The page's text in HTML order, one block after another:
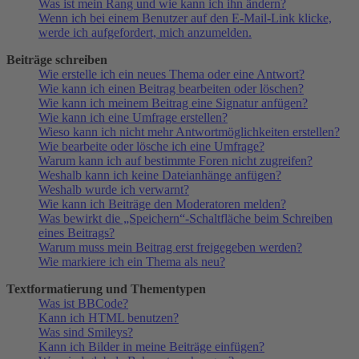
Was ist mein Rang und wie kann ich ihn ändern?
Wenn ich bei einem Benutzer auf den E-Mail-Link klicke,
werde ich aufgefordert, mich anzumelden.
Beiträge schreiben
Wie erstelle ich ein neues Thema oder eine Antwort?
Wie kann ich einen Beitrag bearbeiten oder löschen?
Wie kann ich meinem Beitrag eine Signatur anfügen?
Wie kann ich eine Umfrage erstellen?
Wieso kann ich nicht mehr Antwortmöglichkeiten erstellen?
Wie bearbeite oder lösche ich eine Umfrage?
Warum kann ich auf bestimmte Foren nicht zugreifen?
Weshalb kann ich keine Dateianhänge anfügen?
Weshalb wurde ich verwarnt?
Wie kann ich Beiträge den Moderatoren melden?
Was bewirkt die „Speichern“-Schaltfläche beim Schreiben
eines Beitrags?
Warum muss mein Beitrag erst freigegeben werden?
Wie markiere ich ein Thema als neu?
Textformatierung und Thementypen
Was ist BBCode?
Kann ich HTML benutzen?
Was sind Smileys?
Kann ich Bilder in meine Beiträge einfügen?